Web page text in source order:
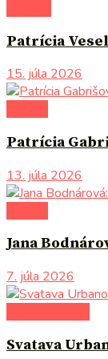
Patrícia
15. júla 2026
Patrícia
13. júla 2026
Jana
7. júla 2026
Svatava